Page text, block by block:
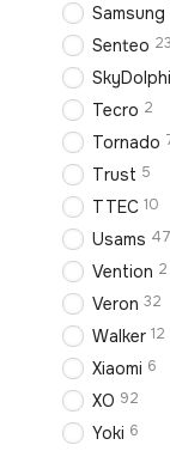
Samsung
Senteo 23
Tecro 2
Tornado
Trust 5
TTEC 10
Usams 47
Vention 2
Veron 32
Walker 12
Xiaomi 6
XO 92
Yoki 6